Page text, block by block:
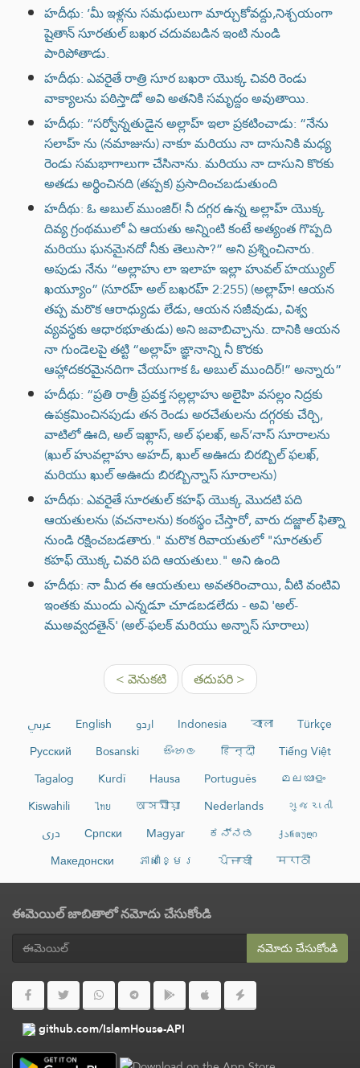
హదీథు: ’మీ ఇళ్లను సమధులుగా మార్చుకోవద్దు,నిశ్చయంగా
షైతాన్ సూరతుల్ బఖర చదువబడిన ఇంటి నుండి
పారిపోతాడు.
హదీథు: ఎవరైతే రాత్రి సూర బఖరా యొక్క చివరి రెండు
వాక్యాలను పఠిస్తాడో అవి అతనికి సమృద్దం అవుతాయి.
హదీథు: “సర్వోన్నతుడైన అల్లాహ్ ఇలా ప్రకటించాడు: “నేను
సలాహ్ ను (నమాజును) నాకూ మరియు నా దాసునికి మధ్య
రెండు సమభాగాలుగా చేసినాను. మరియు నా దాసుని కొరకు
అతడు అర్థించినది (తప్పక) ప్రసాదించబడుతుంది
హదీథు: ఓ అబుల్ ముంజిర్! నీ దగ్గర ఉన్న అల్లాహ్ యొక్క
దివ్య గ్రంథములో ఏ ఆయతు అన్నింటి కంటే అత్యంత గొప్పది
మరియు ఘనమైనదో నీకు తెలుసా?” అని ప్రశ్నించినారు.
అపుడు నేను “అల్లాహు లా ఇలాహ ఇల్లా హువల్ హయ్యుల్
ఖయ్యూం” (సూరహ్ అల్ బఖరహ్ 2:255) (అల్లాహ్‌! ఆయన
తప్ప మరొక ఆరాధ్యుడు లేడు, ఆయన సజీవుడు, విశ్వ
వ్యవస్థకు ఆధారభూతుడు) అని జవాబిచ్చాను. దానికి ఆయన
నా గుండెలపై తట్టి “అల్లాహ్ ఙ్ఞానాన్ని నీ కొరకు
ఆహ్లాదకరమైనదిగా చేయుగాక ఓ అబుల్ ముందిర్!” అన్నారు”
హదీథు: “ప్రతి రాత్రీ ప్రవక్త సల్లల్లాహు అలైహి వసల్లం నిద్రకు
ఉపక్రమించినపుడు తన రెండు అరచేతులను దగ్గరకు చేర్చి,
వాటిలో ఊది, అల్ ఇఖ్లాస్, అల్ ఫలఖ్, అన్’నాస్ సూరాలను
(ఖుల్ హువల్లాహు అహద్, ఖుల్ అఊదు బిరబ్బిల్ ఫలఖ్,
మరియు ఖుల్ అఊదు బిరబ్బిన్నాస్ సూరాలను)
హదీథు: ఎవరైతే సూరతుల్ కహఫ్ యొక్క మొదటి పది
ఆయతులను (వచనాలను) కంఠస్థం చేస్తారో, వారు దజ్జాల్ ఫిత్నా
నుండి రక్షించబడతారు." మరొక రివాయతులో "సూరతుల్
కహఫ్ యొక్క చివరి పది ఆయతులు." అని ఉంది
హదీథు: నా మీద ఈ ఆయతులు అవతరించాయి, వీటి వంటివి
ఇంతకు ముందు ఎన్నడూ చూడబడలేదు - అవి 'అల్-
ముఅవ్వదతైన్' (అల్-ఫలక్ మరియు అన్నాస్ సూరాలు)
< వెనుకటి తదుపరి >
عربي English اردو Indonesia বাংলা
Türkçe
Русский
Bosanski සිංහල हिन्दी
Tiếng Việt
Tagalog
Kurdî Hausa Português
മലയാളം
Kiswahili
ไทย অসমীয়া Nederlands
ગુજરાતી
دری
Српски Magyar ಕನ್ನಡ
ქართული
Македонски
ភាសាខ្មែរ ਪੰਜਾਬੀ मराठी
ఈమెయిల్ జాబితాలో నమోదు చేసుకోండి
నమోదు చేసుకోండి
github.com/IslamHouse-API